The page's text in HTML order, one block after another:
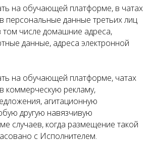
на обучающей платформе, в чатах
персональные данные третьих лиц
том числе домашние адреса,
данные, адреса электронной
на обучающей платформе, чатах
коммерческую рекламу,
агитационную
другую навязчивую
случаев, когда размещение такой
с Исполнителем.